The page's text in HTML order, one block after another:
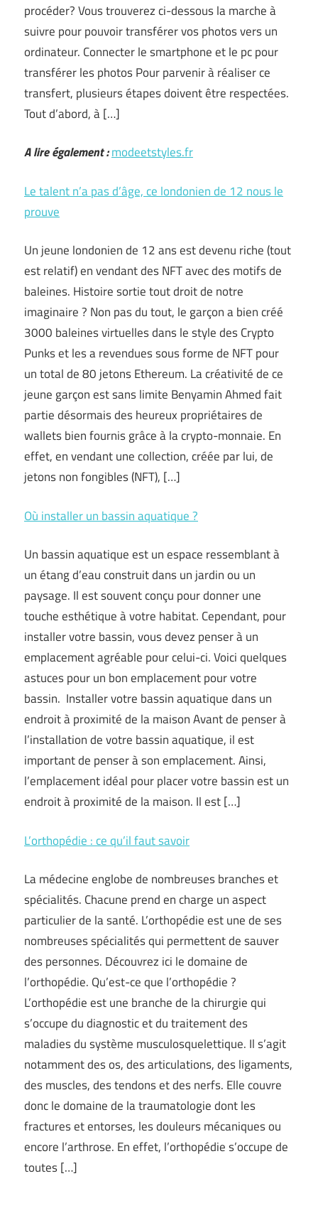
procéder? Vous trouverez ci-dessous la marche à
suivre pour pouvoir transférer vos photos vers un
ordinateur. Connecter le smartphone et le pc pour
transférer les photos Pour parvenir à réaliser ce
transfert, plusieurs étapes doivent être respectées.
Tout d’abord, à […]
A lire également :modeetstyles.fr
Le talent n’a pas d’âge, ce londonien de 12 nous le
prouve
Un jeune londonien de 12 ans est devenu riche (tout
est relatif) en vendant des NFT avec des motifs de
baleines. Histoire sortie tout droit de notre
imaginaire ? Non pas du tout, le garçon a bien créé
3000 baleines virtuelles dans le style des Crypto
Punks et les a revendues sous forme de NFT pour
un total de 80 jetons Ethereum. La créativité de ce
jeune garçon est sans limite Benyamin Ahmed fait
partie désormais des heureux propriétaires de
wallets bien fournis grâce à la crypto-monnaie. En
effet, en vendant une collection, créée par lui, de
jetons non fongibles (NFT), […]
Où installer un bassin aquatique ?
Un bassin aquatique est un espace ressemblant à
un étang d’eau construit dans un jardin ou un
paysage. Il est souvent conçu pour donner une
touche esthétique à votre habitat. Cependant, pour
installer votre bassin, vous devez penser à un
emplacement agréable pour celui-ci. Voici quelques
astuces pour un bon emplacement pour votre
bassin. Installer votre bassin aquatique dans un
endroit à proximité de la maison Avant de penser à
l’installation de votre bassin aquatique, il est
important de penser à son emplacement. Ainsi,
l’emplacement idéal pour placer votre bassin est un
endroit à proximité de la maison. Il est […]
L’orthopédie : ce qu’il faut savoir
La médecine englobe de nombreuses branches et
spécialités. Chacune prend en charge un aspect
particulier de la santé. L’orthopédie est une de ses
nombreuses spécialités qui permettent de sauver
des personnes. Découvrez ici le domaine de
l’orthopédie. Qu’est-ce que l’orthopédie ?
L’orthopédie est une branche de la chirurgie qui
s’occupe du diagnostic et du traitement des
maladies du système musculosquelettique. Il s’agit
notamment des os, des articulations, des ligaments,
des muscles, des tendons et des nerfs. Elle couvre
donc le domaine de la traumatologie dont les
fractures et entorses, les douleurs mécaniques ou
encore l’arthrose. En effet, l’orthopédie s’occupe de
toutes […]